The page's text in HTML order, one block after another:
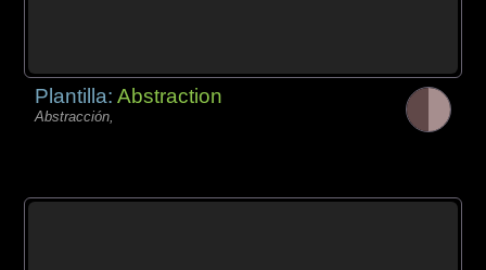
Plantilla:Abstraction
Abstracción,